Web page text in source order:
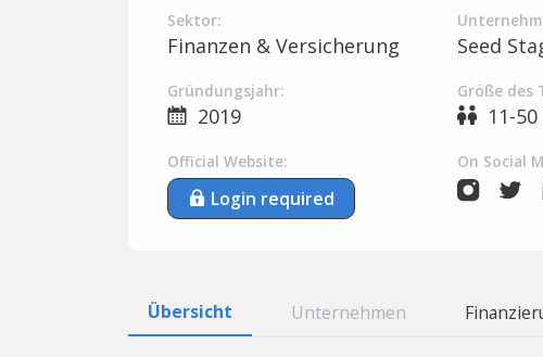
Sektor:
Finanzen & Versicherung Seed
Gründungsjahr:
2019
Größe des
11-
Official Website:
Login required
On Social
Übersicht Unternehmen